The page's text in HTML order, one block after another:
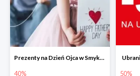
Prezenty na Dzień Ojca w Smyku do -40%
40% 50%